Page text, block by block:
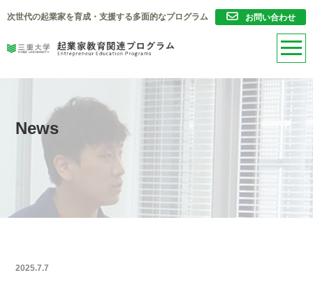
次世代の起業家を育成・支援する多面的なプログラム お問い合わせ
News
2025.7.7